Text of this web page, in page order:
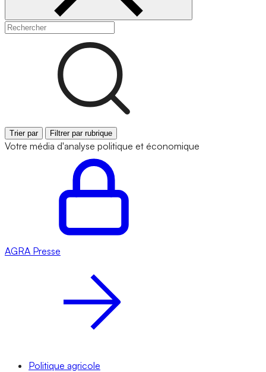
Trier par Filtrer par rubrique
Votre média d'analyse politique et économique
AGRA Presse
Politique agricole